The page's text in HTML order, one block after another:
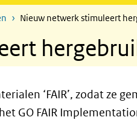
Nieuw netwerk stimuleert
‘FAIR’, zodat ze
GO FAIR